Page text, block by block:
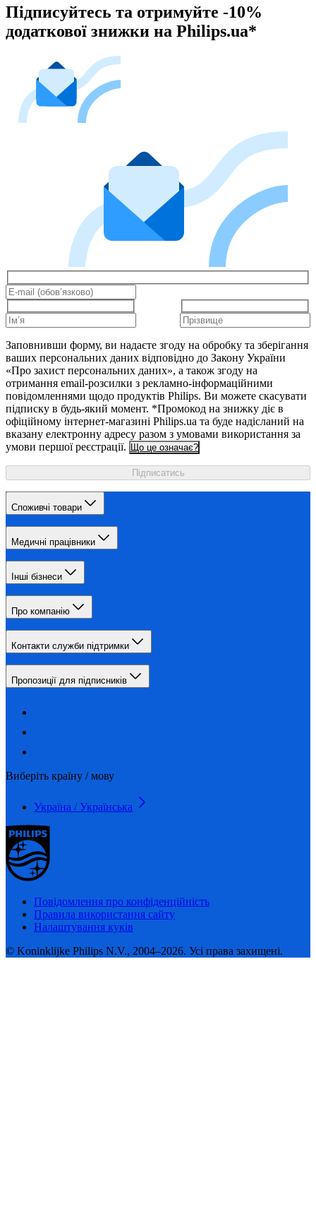
Підписуйтесь та отримуйте -10%
додаткової знижки на Philips.ua*
Заповнивши форму, ви надаєте згоду на обробку та зберігання
ваших персональних даних відповідно до Закону України
«Про захист персональних даних», а також згоду на
отримання email-розсилки з рекламно-інформаційними
повідомленнями щодо продуктів Philips. Ви можете скасувати
підписку в будь-який момент. *Промокод на знижку діє в
офіційному інтернет-магазині Philips.ua та буде надісланий на
вказану електронну адресу разом з умовами використання за
умови першої реєстрації. Що це означає?
Підписатись
Споживчі товари
Медичні працівники
Інші бізнеси
Про компанію
Контакти служби підтримки
Пропозиції для підписників
Виберіть країну / мову
Україна / Українська
Повідомлення про конфіденційність
Правила використання сайту
Налаштування куків
© Koninklijke Philips N.V., 2004–2026. Усі права захищені.